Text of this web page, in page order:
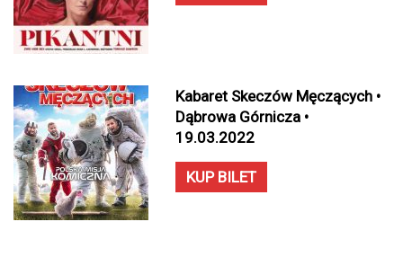
Kabaret Skeczów Męczących •
Dąbrowa Górnicza •
19.03.2022
KUP BILET